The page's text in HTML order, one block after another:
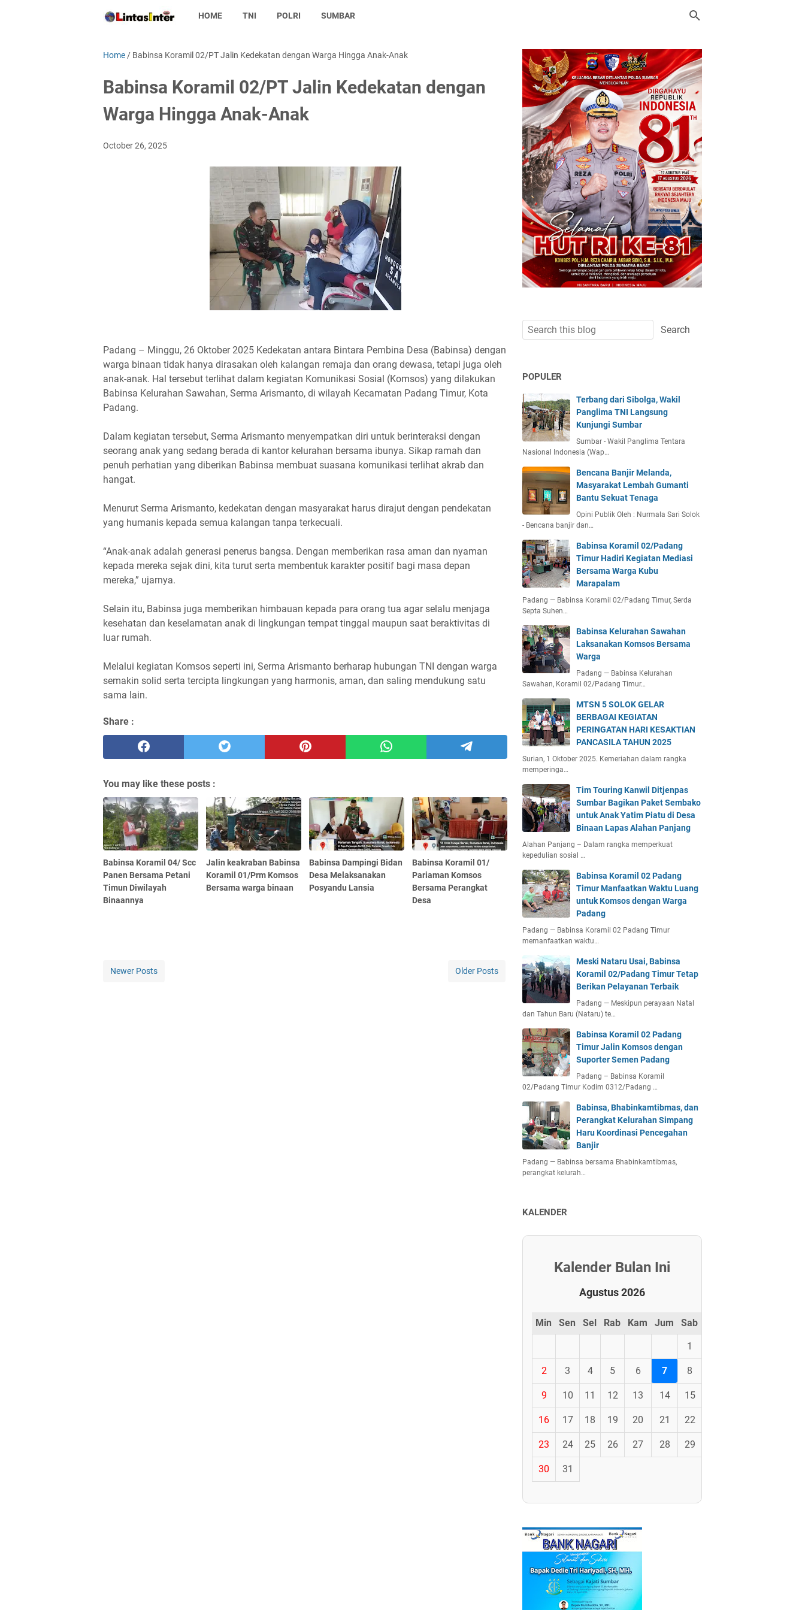
HOME TNI POLRI SUMBAR
Home / Babinsa Koramil 02/PT Jalin Kedekatan dengan Warga Hingga Anak-Anak
Babinsa Koramil 02/PT Jalin Kedekatan dengan
Warga Hingga Anak-Anak
October 26, 2025
Padang – Minggu, 26 Oktober 2025 Kedekatan antara Bintara Pembina Desa (Babinsa) dengan
warga binaan tidak hanya dirasakan oleh kalangan remaja dan orang dewasa, tetapi juga oleh
anak-anak. Hal tersebut terlihat dalam kegiatan Komunikasi Sosial (Komsos) yang dilakukan
Babinsa Kelurahan Sawahan, Serma Arismanto, di wilayah Kecamatan Padang Timur, Kota
Padang.
Dalam kegiatan tersebut, Serma Arismanto menyempatkan diri untuk berinteraksi dengan
seorang anak yang sedang berada di kantor kelurahan bersama ibunya. Sikap ramah dan
penuh perhatian yang diberikan Babinsa membuat suasana komunikasi terlihat akrab dan
hangat.
Menurut Serma Arismanto, kedekatan dengan masyarakat harus dirajut dengan pendekatan
yang humanis kepada semua kalangan tanpa terkecuali.
“Anak-anak adalah generasi penerus bangsa. Dengan memberikan rasa aman dan nyaman
kepada mereka sejak dini, kita turut serta membentuk karakter positif bagi masa depan
mereka,” ujarnya.
Selain itu, Babinsa juga memberikan himbauan kepada para orang tua agar selalu menjaga
kesehatan dan keselamatan anak di lingkungan tempat tinggal maupun saat beraktivitas di
luar rumah.
Melalui kegiatan Komsos seperti ini, Serma Arismanto berharap hubungan TNI dengan warga
semakin solid serta tercipta lingkungan yang harmonis, aman, dan saling mendukung satu
sama lain.
Share :
You may like these posts :
Babinsa Koramil 04/ Scc
Panen Bersama Petani
Timun Diwilayah
Binaannya
Jalin keakraban Babinsa
Koramil 01/Prm Komsos
Bersama warga binaan
Babinsa Dampingi Bidan
Desa Melaksanakan
Posyandu Lansia
Babinsa Koramil 01/
Pariaman Komsos
Bersama Perangkat
Desa
Newer Posts Older Posts
POPULER
Terbang dari Sibolga, Wakil
Panglima TNI Langsung
Kunjungi Sumbar
Sumbar - Wakil Panglima Tentara
Nasional Indonesia (Wap…
Bencana Banjir Melanda,
Masyarakat Lembah Gumanti
Bantu Sekuat Tenaga
Opini Publik Oleh : Nurmala Sari Solok
- Bencana banjir dan…
Babinsa Koramil 02/Padang
Timur Hadiri Kegiatan Mediasi
Bersama Warga Kubu
Marapalam
Padang — Babinsa Koramil 02/Padang Timur, Serda
Septa Suhen…
Babinsa Kelurahan Sawahan
Laksanakan Komsos Bersama
Warga
Padang — Babinsa Kelurahan
Sawahan, Koramil 02/Padang Timur…
MTSN 5 SOLOK GELAR
BERBAGAI KEGIATAN
PERINGATAN HARI KESAKTIAN
PANCASILA TAHUN 2025
Surian, 1 Oktober 2025. Kemeriahan dalam rangka
memperinga…
Tim Touring Kanwil Ditjenpas
Sumbar Bagikan Paket Sembako
untuk Anak Yatim Piatu di Desa
Binaan Lapas Alahan Panjang
Alahan Panjang – Dalam rangka memperkuat
kepedulian sosial …
Babinsa Koramil 02 Padang
Timur Manfaatkan Waktu Luang
untuk Komsos dengan Warga
Padang
Padang — Babinsa Koramil 02 Padang Timur
memanfaatkan waktu…
Meski Nataru Usai, Babinsa
Koramil 02/Padang Timur Tetap
Berikan Pelayanan Terbaik
Padang — Meskipun perayaan Natal
dan Tahun Baru (Nataru) te…
Babinsa Koramil 02 Padang
Timur Jalin Komsos dengan
Suporter Semen Padang
Padang – Babinsa Koramil
02/Padang Timur Kodim 0312/Padang …
Babinsa, Bhabinkamtibmas, dan
Perangkat Kelurahan Simpang
Haru Koordinasi Pencegahan
Banjir
Padang — Babinsa bersama Bhabinkamtibmas,
perangkat kelurah…
KALENDER
Kalender Bulan Ini
Agustus 2026
Min Sen Sel Rab Kam Jum Sab
1
2 3 4 5 6 7 8
9 10 11 12 13 14 15
16 17 18 19 20 21 22
23 24 25 26 27 28 29
30 31